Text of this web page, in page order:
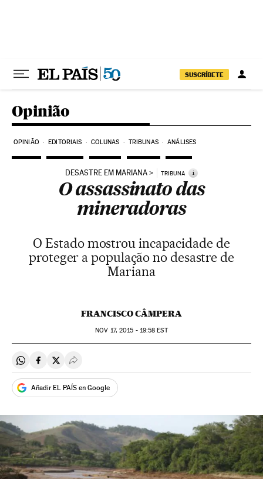
SUSCRÍBETE
Opinião
OPINIÃO EDITORIAIS COLUNAS TRIBUNAS ANÁLISES
DESASTRE EM MARIANA TRIBUNA i
O assassinato das
mineradoras
O Estado mostrou incapacidade de
proteger a população no desastre de
Mariana
FRANCISCO CÂMPERA
NOV 17, 2015 - 19:58 EST
Compartir en Whatsapp
Compartir en Facebook
Compartir en Twitter
Desplegar Redes Sociales
Añadir EL PAÍS en Google